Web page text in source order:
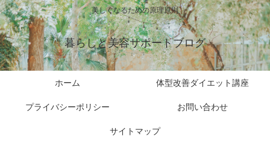
美しくなるための原理原則
暮らしと美容サポートブログ
ホーム 体型改善ダイエット講座
プライバシーポリシー お問い合わせ
サイトマップ